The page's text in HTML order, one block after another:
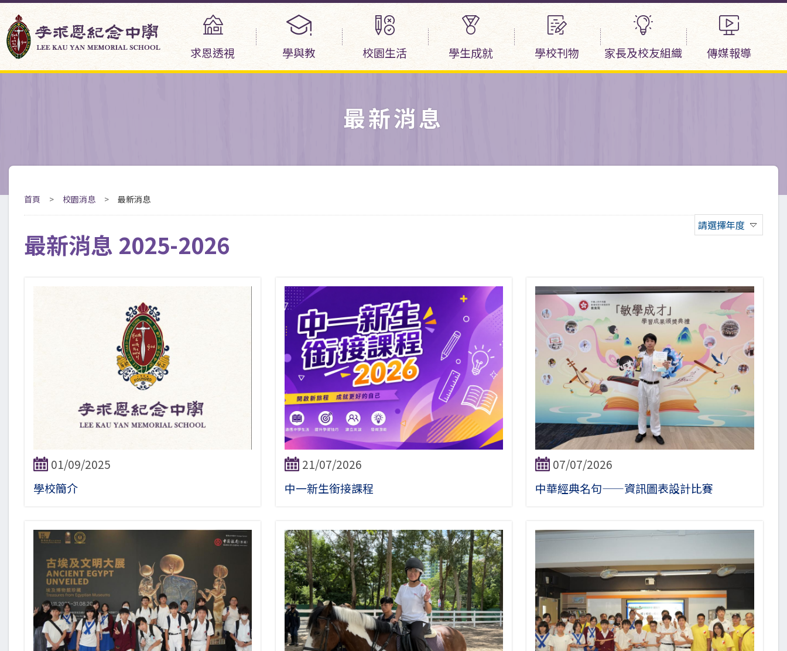
求恩透視 學與教 校園生活 學生成就 學校刊物 家長及校友組織 傳媒報導
最新消息
首頁 > 校園消息 > 最新消息
最新消息 2025-2026
請選擇年度
01/09/2025
學校簡介
21/07/2026
中一新生銜接課程
07/07/2026
中華經典名句——資訊圖表設計比賽